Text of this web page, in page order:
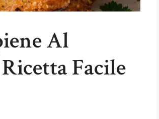
Al
Facile